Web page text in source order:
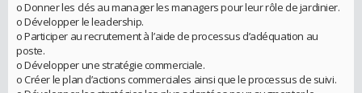
o Donner les clés au manager les managers pour leur rôle de jardinier.
o Développer le leadership.
o Participer au recrutement à l’aide de processus d’adéquation au
poste.
o Développer une stratégie commerciale.
o Créer le plan d’actions commerciales ainsi que le processus de suivi.